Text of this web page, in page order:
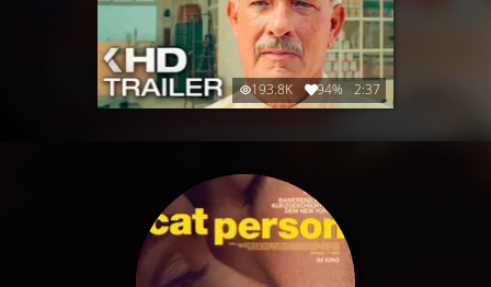
193.8K 94% 2:37